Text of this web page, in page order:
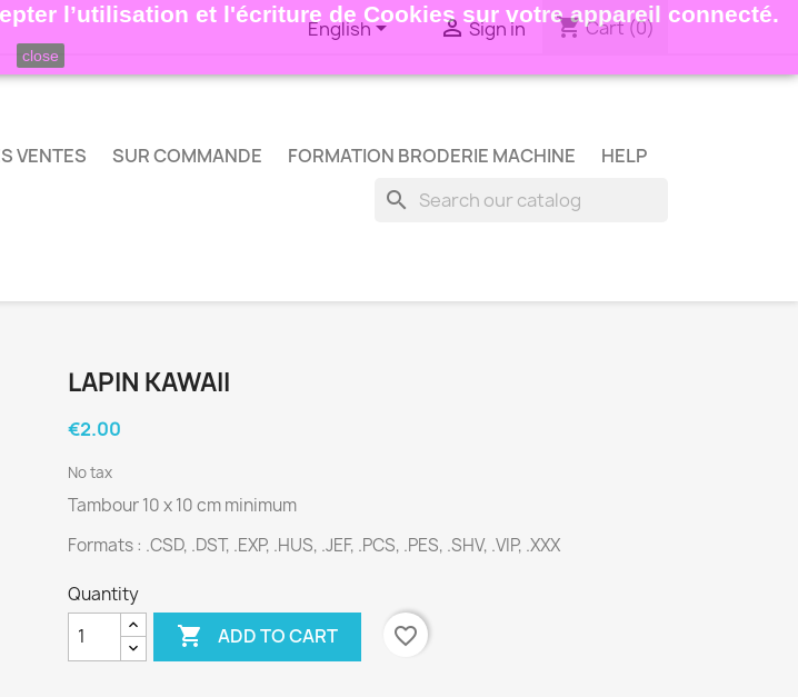
l’utilisation et l'écriture de Cookies sur votre appareil connecté.
close
English Sign in shopping_cartCart(0)
VENTES SUR COMMANDE FORMATION BRODERIE MACHINE HELP
search
LAPIN KAWAII
€2.00
No tax
Tambour 10 x 10 cm minimum
Formats : .CSD, .DST, .EXP, .HUS, .JEF, .PCS, .PES, .SHV, .VIP, .XXX
Quantity
 ADD TO CART favorite_border